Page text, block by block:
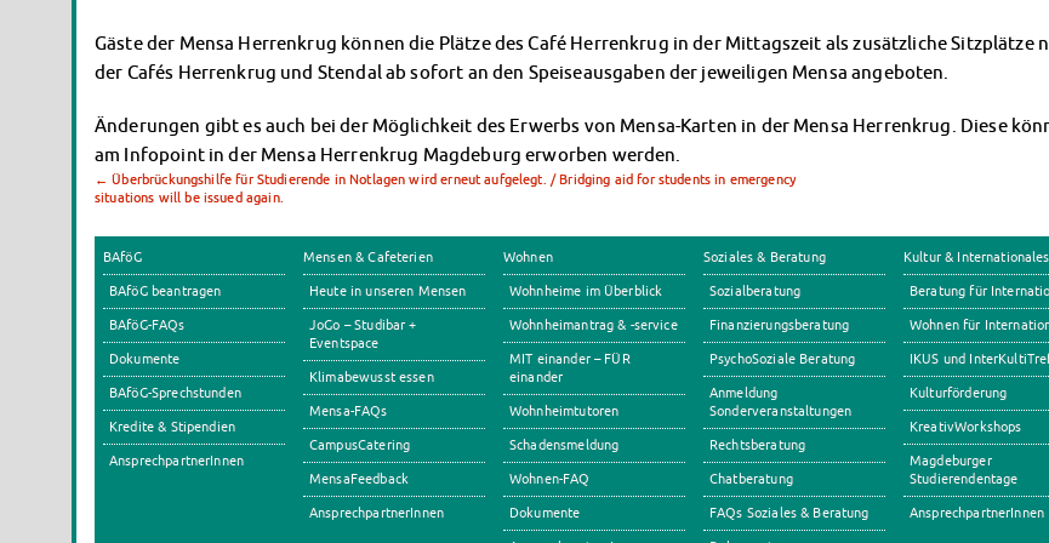
Gäste der Mensa Herrenkrug können die Plätze des Café Herrenkrug in der Mittagszeit als zusätzliche
der Cafés Herrenkrug und Stendal ab sofort an den Speiseausgaben der jeweiligen Mensa angeboten.
Änderungen gibt es auch bei der Möglichkeit des Erwerbs von Mensa-Karten in der Mensa Herrenkrug. Diese
am Infopoint in der Mensa Herrenkrug Magdeburg erworben werden.
← Überbrückungshilfe für Studierende in Notlagen wird erneut aufgelegt. / Bridging aid for students in emergency
situations will be issued again.
BAföG
BAföG beantragen
BAföG-FAQs
Dokumente
BAföG-Sprechstunden
Kredite & Stipendien
AnsprechpartnerInnen
Mensen & Cafeterien
Heute in unseren Mensen
JoGo – Studibar +
Eventspace
Klimabewusst essen
Mensa-FAQs
CampusCatering
MensaFeedback
AnsprechpartnerInnen
Wohnen
Wohnheime im Überblick
Wohnheimantrag & -service
MIT einander – FÜR
einander
Wohnheimtutoren
Schadensmeldung
Wohnen-FAQ
Dokumente
Soziales & Beratung
Sozialberatung
Finanzierungsberatung
PsychoSoziale Beratung
Anmeldung
Sonderveranstaltungen
Rechtsberatung
Chatberatung
FAQs Soziales & Beratung
Kultur & Internationales
Beratung für
Wohnen für
IKUS und
Kulturförderung
KreativWorkshops
Magdeburger
Studierendentage
AnsprechpartnerInnen